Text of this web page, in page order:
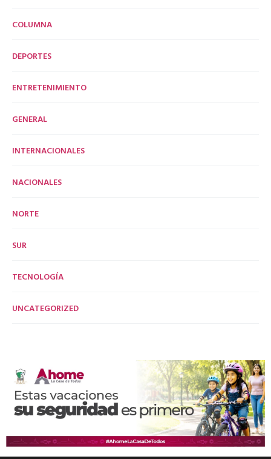
COLUMNA
DEPORTES
ENTRETENIMIENTO
GENERAL
INTERNACIONALES
NACIONALES
NORTE
SUR
TECNOLOGÍA
UNCATEGORIZED